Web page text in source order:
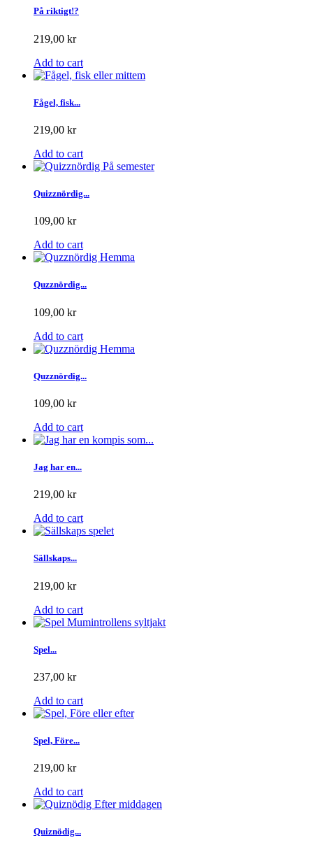
På riktigt!?
219,00 kr
Add to cart
Fågel, fisk...
219,00 kr
Add to cart
Quizznördig...
109,00 kr
Add to cart
Quzznördig...
109,00 kr
Add to cart
Quzznördig...
109,00 kr
Add to cart
Jag har en...
219,00 kr
Add to cart
Sällskaps...
219,00 kr
Add to cart
Spel...
237,00 kr
Add to cart
Spel, Före...
219,00 kr
Add to cart
Quiznödig...